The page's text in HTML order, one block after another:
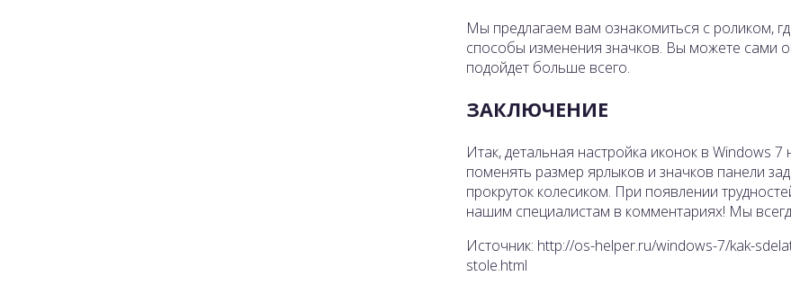
Мы предлагаем вам ознакомиться с роликом,
способы изменения значков. Вы можете сами
подойдет больше всего.
ЗАКЛЮЧЕНИЕ
Итак, детальная настройка иконок в Windows
поменять размер ярлыков и значков панели
прокруток колесиком. При появлении
нашим специалистам в комментариях! Мы
Источник: http://os-helper.ru/windows-7/kak-
stole.html